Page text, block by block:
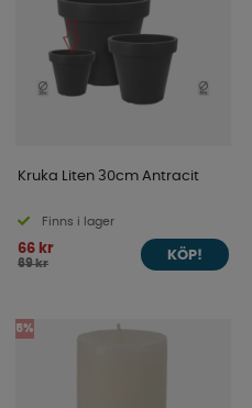
Kruka Liten 30cm Antracit
Finns i lager
66 kr
69 kr
KÖP!
5%